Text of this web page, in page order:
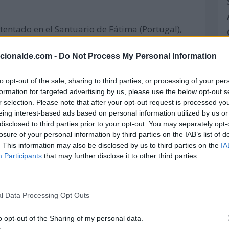
- Do Not Process My Personal Information
opt-out of the sale, sharing to third parties, or processing of your
for targeted advertising by us, please use the below opt-out
selection. Please note that after your opt-out request is processed
interest-based ads based on personal information utilized by us
to third parties prior to your opt-out. You may separately
of your personal information by third parties on the IAB’s list of
This information may also be disclosed by us to third parties on the
Participants that may further disclose it to other third parties.
Data Processing Opt Outs
opt-out of the Sharing of my personal data.
en el Santuario de Fátima (Portugal),
Juan Fernández Krohn intenta
asesinar al papa Juan Pablo II
Pedro (en la Ciudad del Vaticano).
Unidos.
1, en el circuito de Silverstone (Reino